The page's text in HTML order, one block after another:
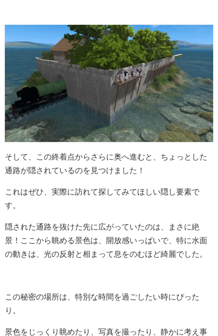
そして、この終着点からさらに奥へ進むと、ちょっとした
通路が隠されているのを見つけました！
これはぜひ、実際に訪れて探してみてほしい隠し要素で
す。
隠された通路を抜けた先に広がっていたのは、まさに絶
景！ここから眺める景色は、開放感いっぱいで、特に水面
の動きは、光の反射と相まって息をのむほど綺麗でした。
この秘密の場所は、特別な時間を過ごしたい時にぴった
り。
景色をじっくり眺めたり、写真を撮ったり、静かに考え事